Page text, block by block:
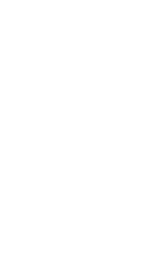
https://
Merci pour votre
On vous attend pour faire